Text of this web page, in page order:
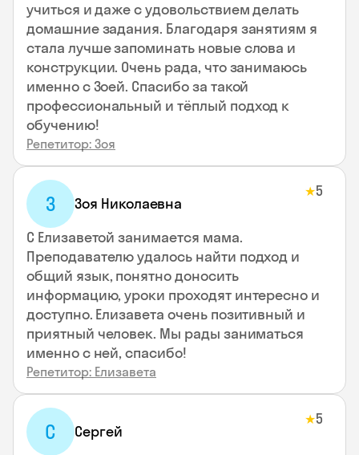
учиться и даже с удовольствием делать
домашние задания. Благодаря занятиям я
стала лучше запоминать новые слова и
конструкции. Очень рада, что занимаюсь
именно с Зоей. Спасибо за такой
профессиональный и тёплый подход к
обучению!
Репетитор: Зоя
З Зоя Николаевна
★5
С Елизаветой занимается мама.
Преподавателю удалось найти подход и
общий язык, понятно доносить
информацию, уроки проходят интересно и
доступно. Елизавета очень позитивный и
приятный человек. Мы рады заниматься
именно с ней, спасибо!
Репетитор: Елизавета
С Сергей
★5